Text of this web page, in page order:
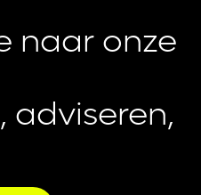
naar onze
adviseren,